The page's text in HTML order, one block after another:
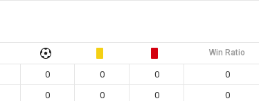
Win Ratio
0 0 0 0
0 0 0 0